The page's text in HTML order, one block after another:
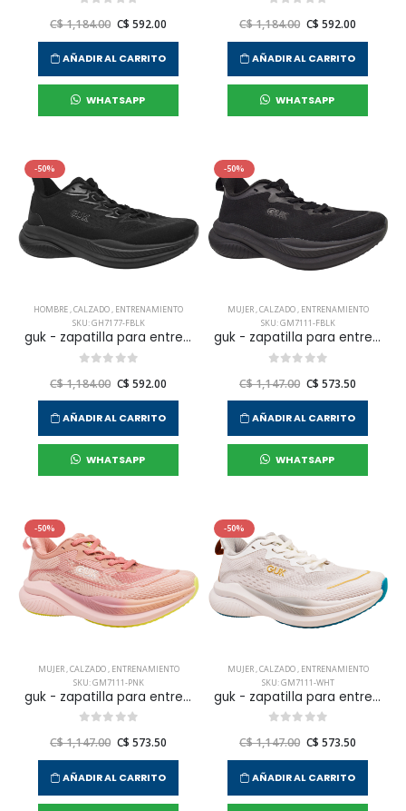
C$ 1,184.00 C$ 592.00
AÑADIR AL CARRITO
WHATSAPP
C$ 1,184.00 C$ 592.00
AÑADIR AL CARRITO
WHATSAPP
-50%
HOMBRE,CALZADO, ENTRENAMIENTO
SKU: GH7177-FBLK
guk - zapatilla para entrenar gh7177 para hombre
C$ 1,184.00 C$ 592.00
AÑADIR AL CARRITO
WHATSAPP
-50%
MUJER,CALZADO, ENTRENAMIENTO
SKU: GM7111-FBLK
guk - zapatilla para entrenar gm7111 para mujer
C$ 1,147.00 C$ 573.50
AÑADIR AL CARRITO
WHATSAPP
-50%
MUJER,CALZADO, ENTRENAMIENTO
SKU: GM7111-PNK
guk - zapatilla para entrenar gm7111 para mujer
C$ 1,147.00 C$ 573.50
AÑADIR AL CARRITO
-50%
MUJER,CALZADO, ENTRENAMIENTO
SKU: GM7111-WHT
guk - zapatilla para entrenar gm7111 para mujer
C$ 1,147.00 C$ 573.50
AÑADIR AL CARRITO